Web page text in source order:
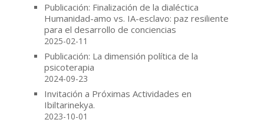
Publicación: Finalización de la dialéctica
Humanidad-amo vs. IA-esclavo: paz resiliente
para el desarrollo de conciencias
2025-02-11
Publicación: La dimensión política de la
psicoterapia
2024-09-23
Invitación a Próximas Actividades en
Ibiltarinekya.
2023-10-01